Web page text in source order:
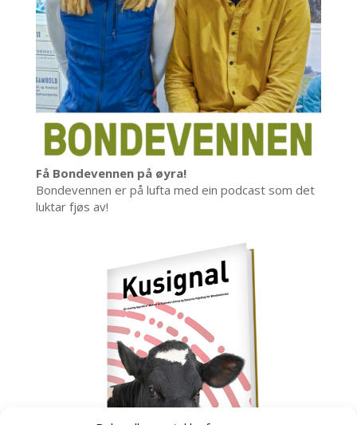
Få Bondevennen på øyra!
Bondevennen er på lufta med ein podcast som det
luktar fjøs av!